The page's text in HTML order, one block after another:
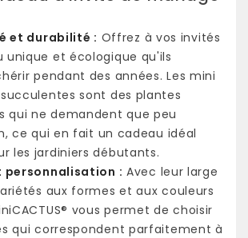
et durabilité : Offrez à vos invités
unique et écologique qu'ils
pendant des années. Les mini
sont des plantes
qui ne demandent que peu
ce qui en fait un cadeau idéal
les jardiniers débutants.
personnalisation : Avec leur large
aux formes et aux couleurs
vous permet de choisir
qui correspondent parfaitement à